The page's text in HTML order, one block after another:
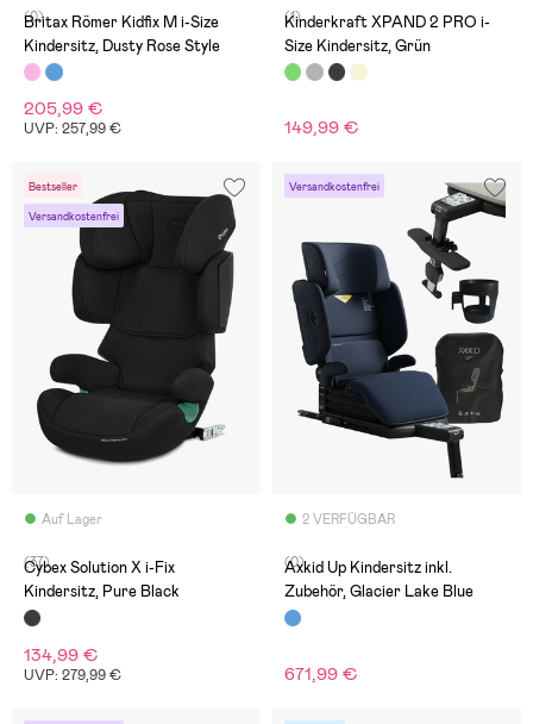
(0)
Britax Römer Kidfix M i-Size
Kindersitz, Dusty Rose Style
205,99 €
UVP: 257,99 €
(1)
Kinderkraft XPAND 2 PRO i-
Size Kindersitz, Grün
149,99 €
Bestseller
Versandkostenfrei
Auf Lager
(37)
Cybex Solution X i-Fix
Kindersitz, Pure Black
134,99 €
UVP: 279,99 €
Versandkostenfrei
2 VERFÜGBAR
(0)
Axkid Up Kindersitz inkl.
Zubehör, Glacier Lake Blue
671,99 €